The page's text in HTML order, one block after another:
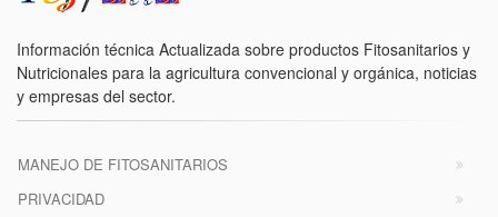
Información técnica Actualizada sobre productos Fitosanitarios y
Nutricionales para la agricultura convencional y orgánica, noticias
y empresas del sector.
MANEJO DE FITOSANITARIOS
PRIVACIDAD